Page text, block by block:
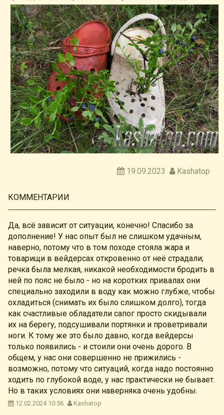
19.09.2023 Kashatop
КОММЕНТАРИИ
Да, всё зависит от ситуации, конечно! Спасибо за
дополнение! У нас опыт был не слишком удачным,
наверно, потому что в том походе стояла жара и
товарищи в вейдерсах откровенно от неё страдали;
речка была мелкая, никакой необходимости бродить в
ней по пояс не было - но на коротких привалах они
специально заходили в воду как можно глубже, чтобы
охладиться (снимать их было слишком долго), тогда
как счастливые обладатели сапог просто скидывали
их на берегу, подсушивали портянки и проветривали
ноги. К тому же это было давно, когда вейдерсы
только появились - и стоили они очень дорого. В
общем, у нас они совершенно не прижились -
возможно, потому что ситуаций, когда надо постоянно
ходить по глубокой воде, у нас практически не бывает.
Но в таких условиях они наверняка очень удобны.
12.02.2024 10:56 Kashatop